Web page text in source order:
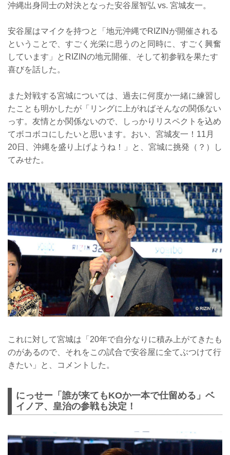
沖縄出身同士の対決となった安谷屋智弘 vs. 宮城友一。
安谷屋はマイクを持つと「地元沖縄でRIZINが開催される
ということで、すごく光栄に思うのと同時に、すごく興奮
しています」とRIZINの地元開催、そして初参戦を果たす
喜びを話した。
また対戦する宮城については、過去に何度か一緒に練習し
たことも明かしたが「リングに上がればそんなの関係ない
っす。友情とか関係ないので、しっかりリスペクトを込め
てボコボコにしたいと思います。おい、宮城友一！11月
20日、沖縄を盛り上げようね！」と、宮城に挑発（？）し
てみせた。
これに対して宮城は「20年で自分なりに積み上がてきたも
のがあるので、それをこの試合で安谷屋に全てぶつけて行
きたい」と、コメントした。
にっせー「誰が来てもKOか一本で仕留める」ベ
イノア、皇治の参戦も決定！